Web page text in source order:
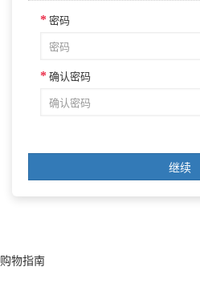
密码
确认密码
购物指南